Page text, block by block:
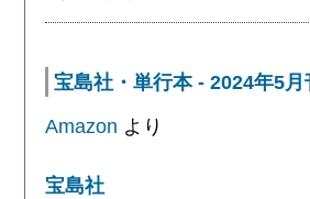
宝島社・単行本 - 2024年5月
Amazon より
宝島社